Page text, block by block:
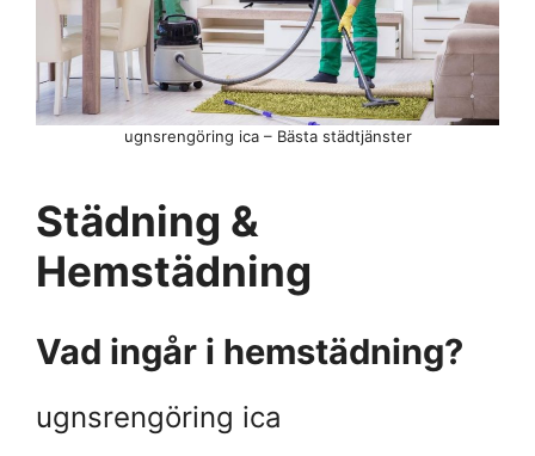
ugnsrengöring ica – Bästa städtjänster
Städning &
Hemstädning
Vad ingår i hemstädning?
ugnsrengöring ica